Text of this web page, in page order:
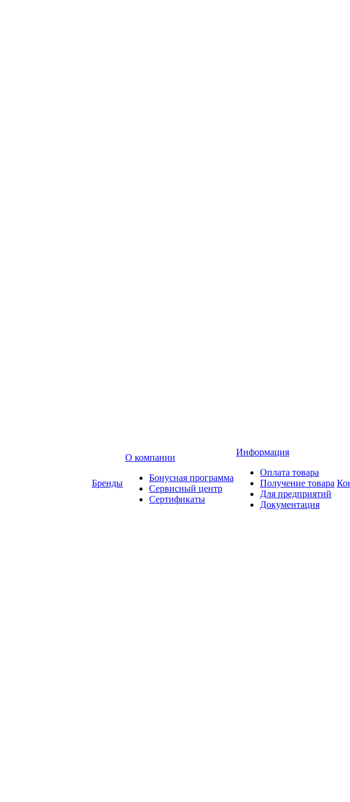
Бренды
О компании
Бонусная программа
Сервисный центр
Сертификаты
Информация
Оплата товара
Получение товара
Для предприятий
Документация